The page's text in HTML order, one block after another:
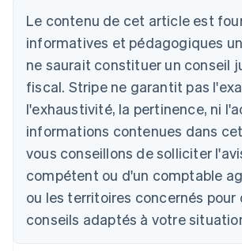
Le contenu de cet article est
informatives et pédagogiques
ne saurait constituer un conseil
fiscal. Stripe ne garantit pas
l'exhaustivité, la pertinence, ni
informations contenues dans
vous conseillons de solliciter
compétent ou d'un comptable
ou les territoires concernés pour
conseils adaptés à votre
Allemagne
Deutsch
Australie
English
Autriche
Belgique
NederlandsFrançaisDeutschEnglish
Brésil
PortuguêsEnglish
Bulgarie
English
English Français
Chine continentale